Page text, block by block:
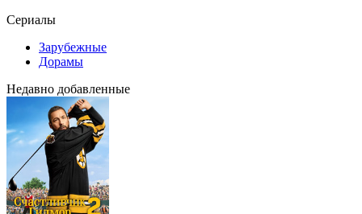
Сериалы
Зарубежные
Дорамы
Недавно добавленные